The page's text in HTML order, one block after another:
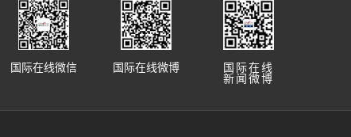
国际在线
新闻微博
国际在线微博
国际在线微信